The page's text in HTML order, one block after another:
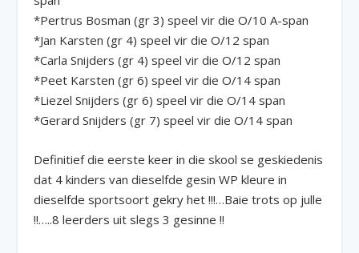
*Pertrus Bosman (gr 3) speel vir die O/10 A-span
*Jan Karsten (gr 4) speel vir die O/12 span
*Carla Snijders (gr 4) speel vir die O/12 span
*Peet Karsten (gr 6) speel vir die O/14 span
*Liezel Snijders (gr 6) speel vir die O/14 span
*Gerard Snijders (gr 7) speel vir die O/14 span
Definitief die eerste keer in die skool se geskiedenis
dat 4 kinders van dieselfde gesin WP kleure in
dieselfde sportsoort gekry het !!!…Baie trots op julle
!!…..8 leerders uit slegs 3 gesinne !!